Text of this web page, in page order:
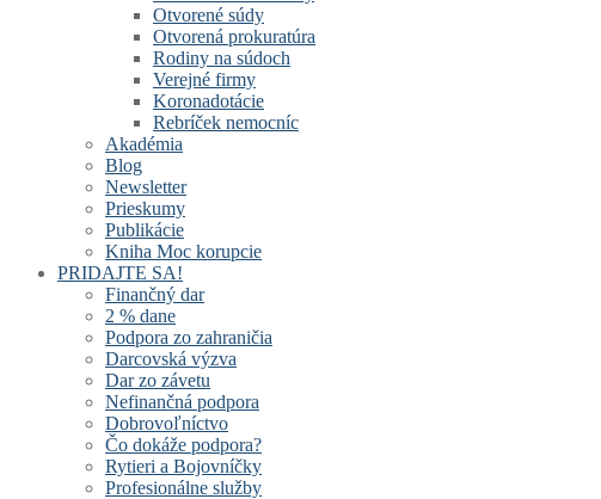
Otvorené súdy
Otvorená prokuratúra
Rodiny na súdoch
Verejné firmy
Koronadotácie
Rebríček nemocníc
Akadémia
Blog
Newsletter
Prieskumy
Publikácie
Kniha Moc korupcie
PRIDAJTE SA!
Finančný dar
2 % dane
Podpora zo zahraničia
Darcovská výzva
Dar zo závetu
Nefinančná podpora
Dobrovoľníctvo
Čo dokáže podpora?
Rytieri a Bojovníčky
Profesionálne služby